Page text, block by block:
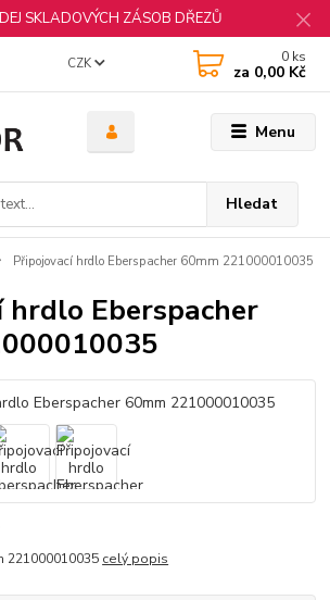
SKLADOVÝCH ZÁSOB DŘEZŮ
Menu
CZK
Hledat
0 ks
za 0,00 Kč
Připojovací hrdlo Eberspacher 60mm 221000010035
hrdlo Eberspacher
221000010035 celý popis